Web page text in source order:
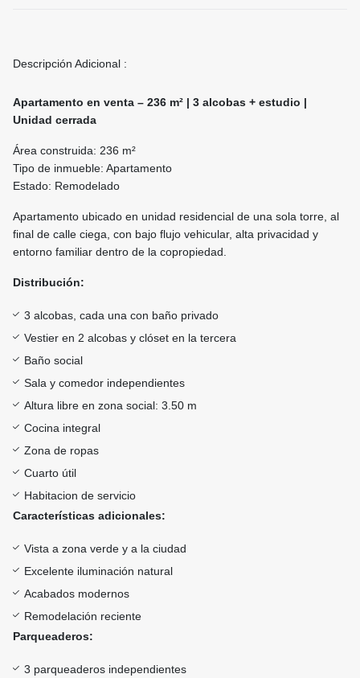
Descripción Adicional :
Apartamento en venta – 236 m² | 3 alcobas + estudio |
Unidad cerrada
Área construida: 236 m²
Tipo de inmueble: Apartamento
Estado: Remodelado
Apartamento ubicado en unidad residencial de una sola torre, al
final de calle ciega, con bajo flujo vehicular, alta privacidad y
entorno familiar dentro de la copropiedad.
Distribución:
3 alcobas, cada una con baño privado
Vestier en 2 alcobas y clóset en la tercera
Baño social
Sala y comedor independientes
Altura libre en zona social: 3.50 m
Cocina integral
Zona de ropas
Cuarto útil
Habitacion de servicio
Características adicionales:
Vista a zona verde y a la ciudad
Excelente iluminación natural
Acabados modernos
Remodelación reciente
Parqueaderos:
3 parqueaderos independientes